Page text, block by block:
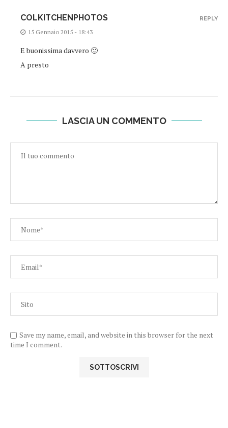
COLKITCHENPHOTOS
15 Gennaio 2015 - 18:43
E buonissima davvero 🙂
A presto
REPLY
LASCIA UN COMMENTO
Save my name, email, and website in this browser for the next
time I comment.